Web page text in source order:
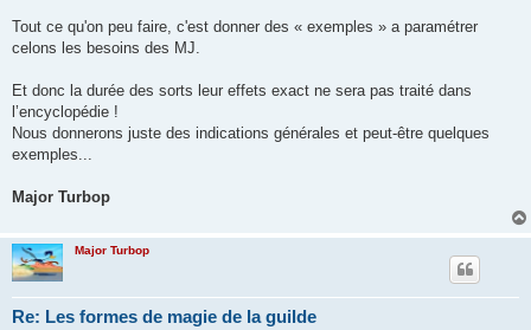
Tout ce qu'on peu faire, c'est donner des « exemples » a paramétrer
celons les besoins des MJ.
Et donc la durée des sorts leur effets exact ne sera pas traité dans
l’encyclopédie !
Nous donnerons juste des indications générales et peut-être quelques
exemples...
Major Turbop
Major Turbop
Re: Les formes de magie de la guilde